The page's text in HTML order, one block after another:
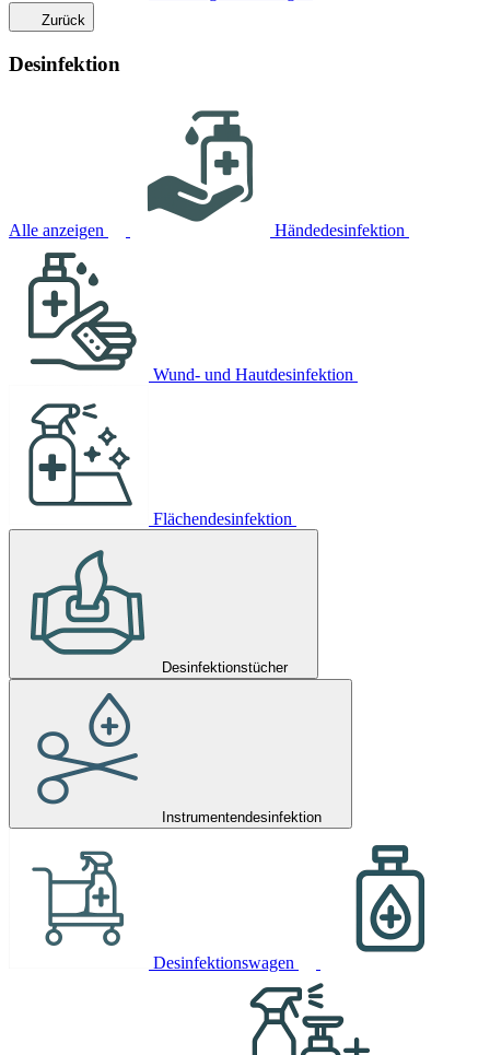
Zurück
Desinfektion
Alle anzeigen Händedesinfektion
Wund- und Hautdesinfektion
Flächendesinfektion
Desinfektionstücher
Instrumentendesinfektion
Desinfektionswagen